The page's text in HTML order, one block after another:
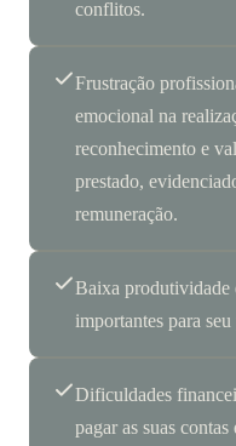
conflitos.
Frustração
emocional na
reconhecimento e
prestado,
remuneração.
Baixa produtividade
importantes para
Dificuldades
pagar as suas